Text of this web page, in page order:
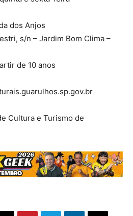
dos Anjos
s/n – Jardim Bom Clima –
de 10 anos
Cultura e Turismo de